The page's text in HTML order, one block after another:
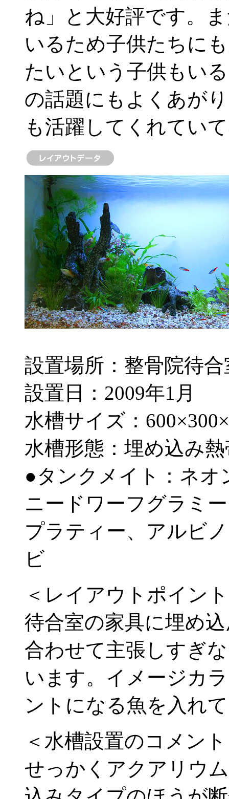
ね」と大好評です。
いるため子供たちに
たいという子供もい
の話題にもよくあが
も活躍してくれてい
設置場所：整骨院待合
設置日：2009年1月
水槽サイズ：
水槽形態：埋め込み
●タンクメイト：ネオ
ニードワーフグラミ
プラティー、アルビ
ビ
＜レイアウトポイン
待合室の家具に埋め
合わせて主張しすぎ
います。イメージカ
ントになる魚を入れ
＜水槽設置のコメン
せっかくアクアリウ